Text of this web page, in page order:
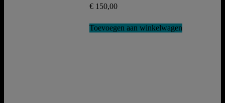
€ 150,00
Toevoegen aan winkelwagen